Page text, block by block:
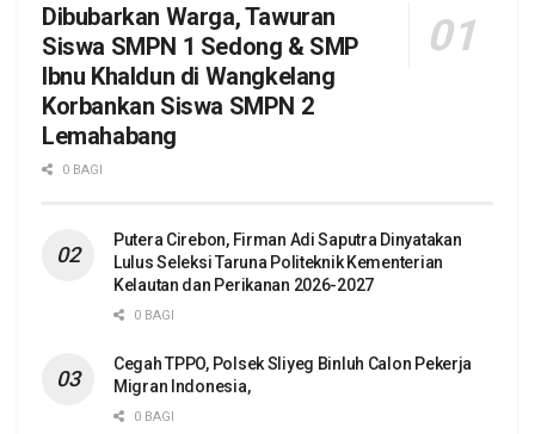
Dibubarkan Warga, Tawuran
Siswa SMPN 1 Sedong & SMP
Ibnu Khaldun di Wangkelang
Korbankan Siswa SMPN 2
Lemahabang
0 BAGI
Putera Cirebon, Firman Adi Saputra Dinyatakan
Lulus Seleksi Taruna Politeknik Kementerian
Kelautan dan Perikanan 2026-2027
0 BAGI
Cegah TPPO, Polsek Sliyeg Binluh Calon Pekerja
Migran Indonesia,
0 BAGI